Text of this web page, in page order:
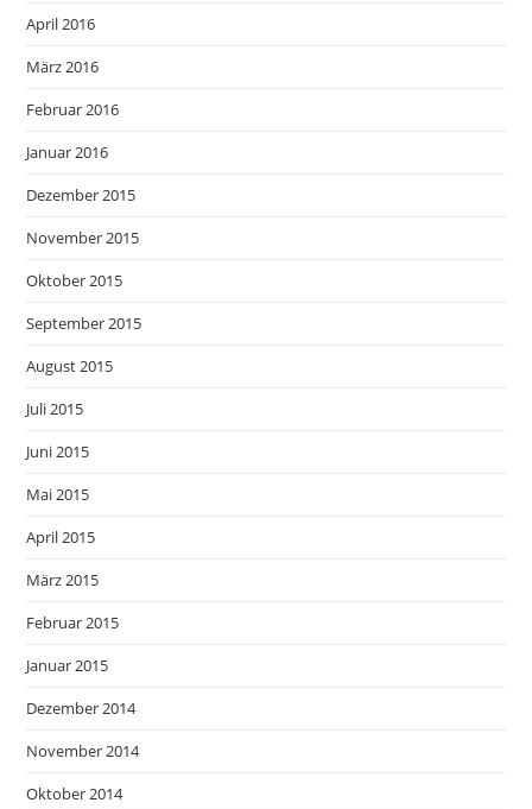
April 2016
März 2016
Februar 2016
Januar 2016
Dezember 2015
November 2015
Oktober 2015
September 2015
August 2015
Juli 2015
Juni 2015
Mai 2015
April 2015
März 2015
Februar 2015
Januar 2015
Dezember 2014
November 2014
Oktober 2014